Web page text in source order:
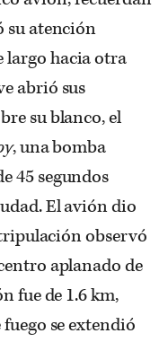
su atención
largo hacia otra
abrió sus
su blanco, el
, una bomba
45 segundos
El avión dio
observó
aplanado de
fue de 1.6 km,
se extendió